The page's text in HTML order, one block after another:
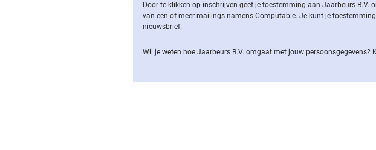
Door te klikken op inschrijven geef je toestemming aan Jaarbeurs B.V.
van een of meer mailings namens Computable. Je kunt je
nieuwsbrief.
Wil je weten hoe Jaarbeurs B.V. omgaat met jouw per­soons­ge­ge­vens?